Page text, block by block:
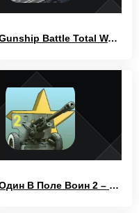
Gunship Battle Total Warfare
Один В Поле Воин 2 – Дорога на Берлин